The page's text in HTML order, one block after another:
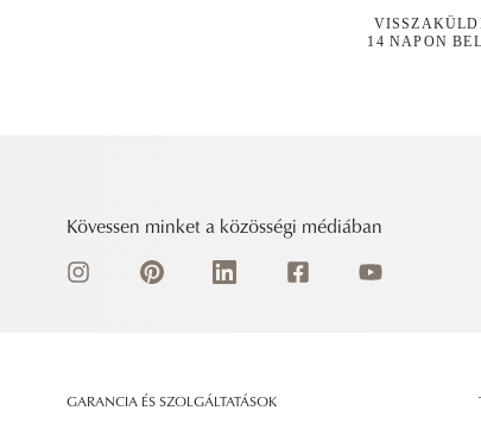
14 NAPON
Kövessen minket a közösségi médiában
GARANCIA ÉS SZOLGÁLTATÁSOK